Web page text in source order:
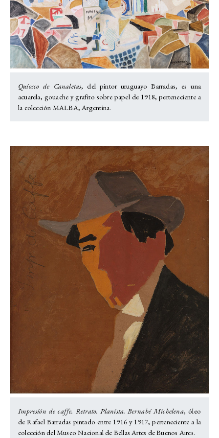
Quiosco de Canaletas, del pintor uruguayo Barradas, es una
acuarela, gouache y grafito sobre papel de 1918, perteneciente a
la colección MALBA, Argentina.
Impresión de caffe. Retrato. Planista. Bernabé Michelena, óleo
de Rafael Barradas pintado entre 1916 y 1917, perteneciente a la
colección del Museo Nacional de Bellas Artes de Buenos Aires.